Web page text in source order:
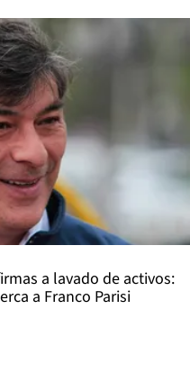
a lavado de activos:
a Franco Parisi